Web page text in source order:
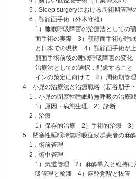
5．Sleep surgeryにおける周術期管理の
6．顎顔面手術（外木守雄）
1）睡眠呼吸障害の治療法としての
面手術の実際 3）顎顔面手術が睡
と日本での現状 4）顎顔面手術が
顔面手術前後の睡眠呼吸障害の変
治療法としての選択，配慮するこ
インの策定に向けて 8）周術期管
4 小児の治療法と治療戦略（新谷朋子・
1．小児の閉塞性睡眠時無呼吸の治療
1）原因・病態生理 2）診断
2．治療
1）保存的治療 2）手術的治療 3）
5 閉塞性睡眠時無呼吸症候群患者の麻酔
1．術前管理
2．術中管理
1）気道管理 2）麻酔導入と維持に
吸管理と輸液 4）麻酔覚醒と抜管